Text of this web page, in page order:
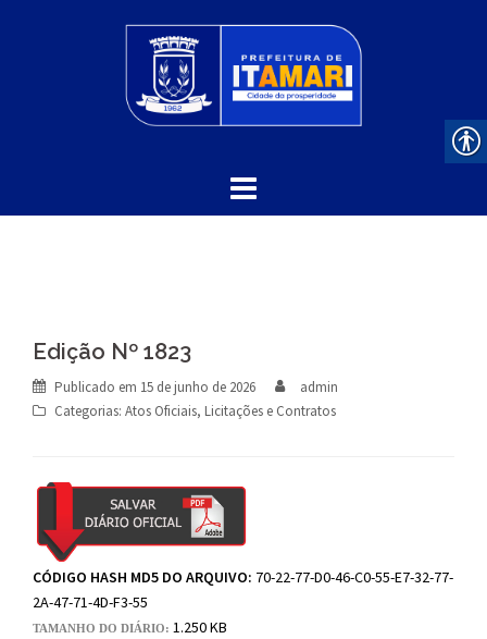
Edição Nº 1823
Publicado em 15 de junho de 2026
admin
Categorias: Atos Oficiais, Licitações e Contratos
CÓDIGO HASH MD5 DO ARQUIVO: 70-22-77-D0-46-C0-55-E7-32-77-
2A-47-71-4D-F3-55
TAMANHO DO DIÁRIO: 1.250 KB